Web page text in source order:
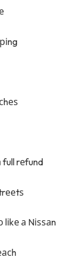
full rеfund
а Nіѕѕаn